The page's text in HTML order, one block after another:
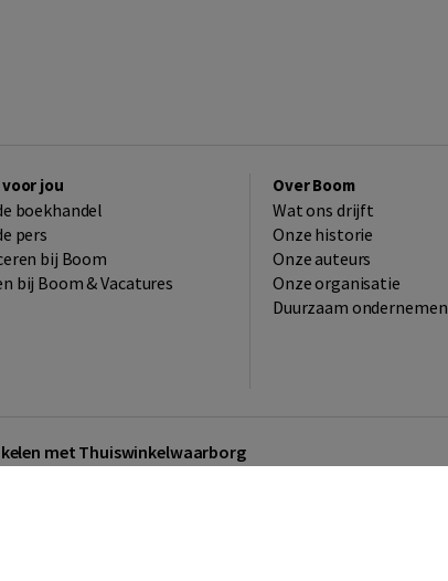
voor jou
boekhandel
pers
bij Boom
bij Boom & Vacatures
Over Boom
Wat ons drijft
Onze historie
Onze auteurs
Onze organisatie
Duurzaam ondernemen
met Thuiswinkelwaarborg